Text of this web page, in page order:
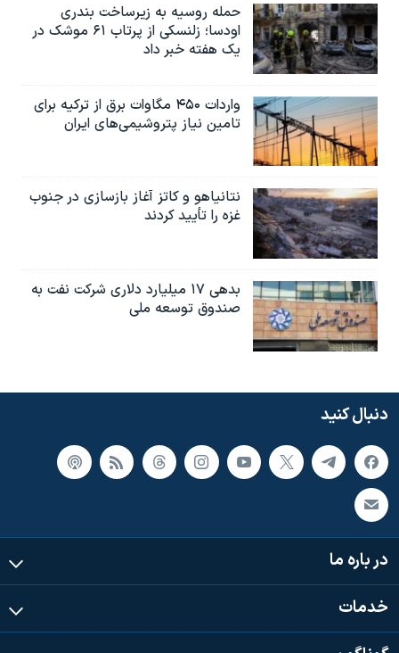
حمله روسیه به زیرساخت بندری
اودسا؛ زلنسکی از پرتاب ۶۱ موشک در
یک هفته خبر داد
واردات ۴۵۰ مگاوات برق از ترکیه برای
تامین نیاز پتروشیمی‌های ایران
نتانیاهو و کاتز آغاز بازسازی در جنوب
غزه را تأیید کردند
بدهی ۱۷ میلیارد دلاری شرکت نفت به
صندوق توسعه ملی
دنبال کنید
در باره ما
خدمات